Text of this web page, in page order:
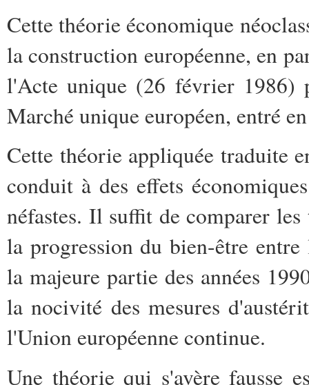
Cette théorie économique
la construction européenne, en
l'Acte unique (26 février 1986)
Marché unique européen, entré
Cette théorie appliquée traduite
conduit à des effets
néfastes. Il suffit de comparer
la progression du bien-être
la majeure partie des années
la nocivité des mesures
l'Union européenne continue.
Une théorie qui s'avère fausse